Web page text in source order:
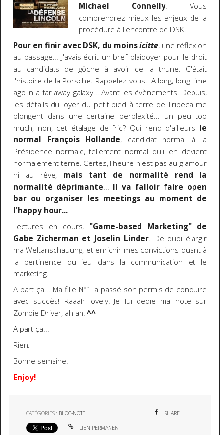
Michael Connelly. Vous
comprendrez mieux les enjeux de la
procédure à l'encontre de DSK.
Pour en finir avec DSK, du moinsicitte, une réflexion
au passage... J'avais écrit un bref plaidoyer pour le droit
au candidats de gôche à avoir de la thune. C'était
l'histoire de la Porsche. Rappelez vous! A long, long time
ago in a far away galaxy... Avant les évènements. Depuis,
les détails du loyer du petit pied à terre de Tribeca me
plongent dans une certaine perplexité... Un peu too
much, non, cet étalage de fric? Qui rend d'ailleurs le
normal François Hollande, candidat normal à la
Présidence normale, tellement normal qu'il en devient
normalement terne. Certes, l'heure n'est pas au glamour
ni au rêve, mais tant de normalité rend la
normalité déprimante... Il va falloir faire open
bar ou organiser les meetings au moment de
l'happy hour...
Lectures en cours, "Game-based Marketing" de
Gabe Zicherman et Joselin Linder. De quoi élargir
ma Weltanschauung, et enrichir mes convictions quant à
la pertinence du jeu dans la communication et le
marketing.
A part ça... Ma fille N°1 a passé son permis de conduire
avec succès! Raaah lovely! Je lui dédie ma note sur
Zombie Driver, ah ah!^^
A part ça...
Rien.
Bonne semaine!
Enjoy!
CATÉGORIES : BLOC-NOTE SHARE
LIEN PERMANENT